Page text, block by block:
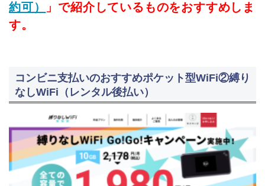
約可）
」で紹介しているものをおすすめしま
す。
コンビニ支払いのおすすめポケット型WiFi②縛り
なしWiFi（レンタル後払い）